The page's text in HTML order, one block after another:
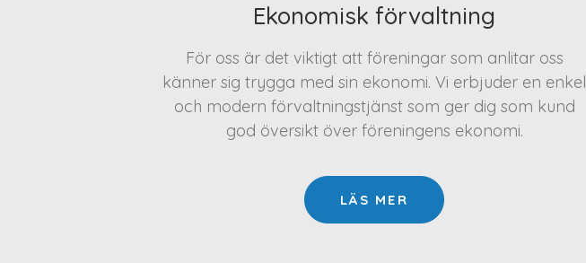
Ekonomisk förvaltning
För oss är det viktigt att föreningar som anlitar oss
känner sig trygga med sin ekonomi. Vi erbjuder en enkel
och modern förvaltningstjänst som ger dig som kund
god översikt över föreningens ekonomi.
LÄS MER